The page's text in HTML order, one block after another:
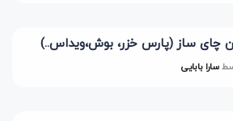
چای ساز (پارس خزر، بوش،ویداس..)
سارا بابایی